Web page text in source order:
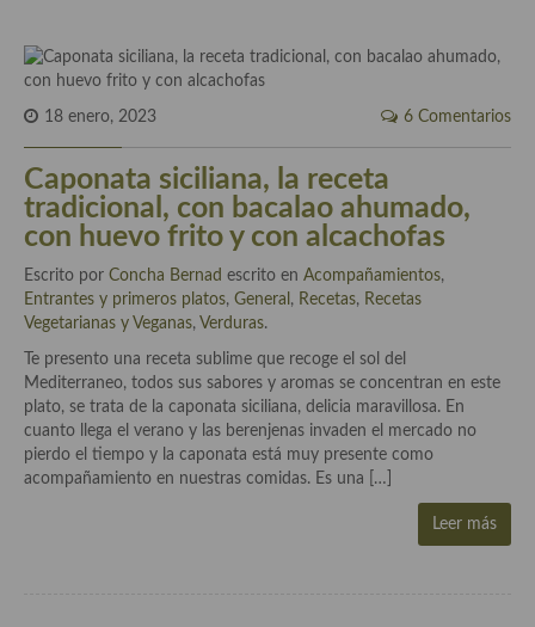
Flores en la cocina recetas
Técnicas de emplatado
El mundo del vino y las bebidas
Tiendas especiales
Especias, hierbas, condimentos, espesantes y aditivos
Historia de la gastronomía, platos celebres, cocineros, críticos,
historias culinarias y otras cosas
Origen y evolución de la comida
Protocolo y buenas maneras.
18 enero, 2023 6 Comentarios
Caponata siciliana, la receta
tradicional, con bacalao ahumado,
con huevo frito y con alcachofas
Escrito por Concha Bernad escrito en Acompañamientos,
Entrantes y primeros platos, General , Recetas, Recetas
Vegetarianas y Veganas, Verduras.
Te presento una receta sublime que recoge el sol del
Mediterraneo, todos sus sabores y aromas se concentran en este
plato, se trata de la caponata siciliana, delicia maravillosa. En
cuanto llega el verano y las berenjenas invaden el mercado no
pierdo el tiempo y la caponata está muy presente como
acompañamiento en nuestras comidas. Es una […]
Leer más